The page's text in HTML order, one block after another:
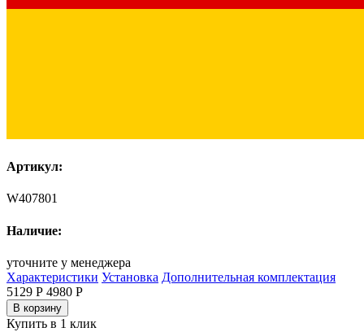
Артикул:
W407801
Наличие:
уточните у менеджера
Характеристики Установка Дополнительная комплектация
5129 Р 4980 Р
В корзину
Купить в 1 клик